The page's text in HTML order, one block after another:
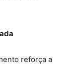
reforça a